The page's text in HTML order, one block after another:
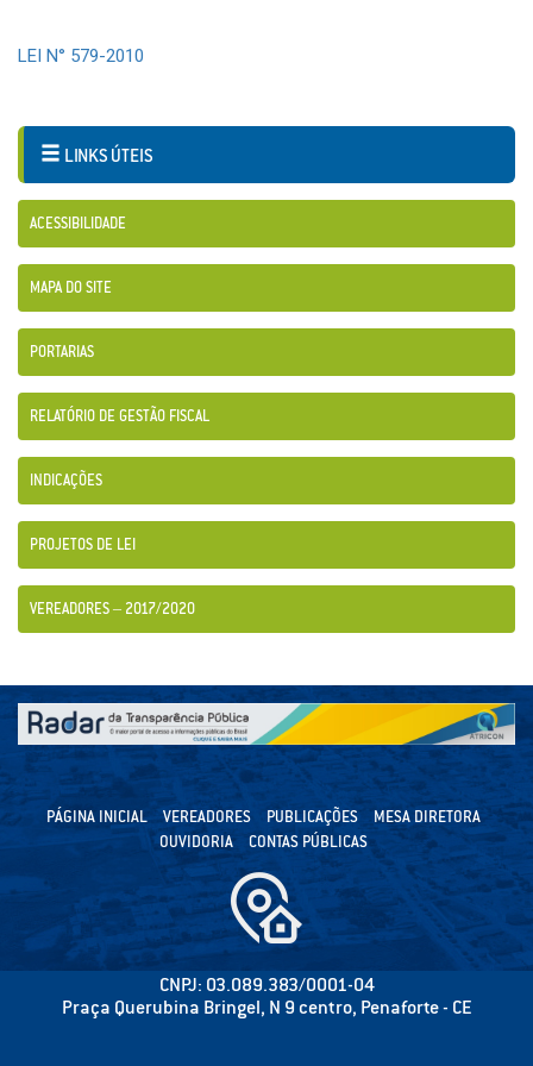
LEI N° 579-2010
LINKS ÚTEIS
ACESSIBILIDADE
MAPA DO SITE
PORTARIAS
RELATÓRIO DE GESTÃO FISCAL
INDICAÇÕES
PROJETOS DE LEI
VEREADORES – 2017/2020
PÁGINA INICIAL VEREADORES PUBLICAÇÕES
MESA DIRETORA
OUVIDORIA
CONTAS PÚBLICAS
CNPJ: 03.089.383/0001-04
Praça Querubina Bringel, N 9 centro, Penaforte - CE